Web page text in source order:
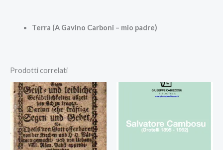
Terra (A Gavino Carboni – mio padre)
Prodotti correlati